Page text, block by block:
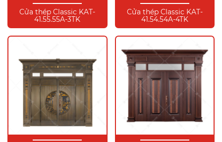
Cửa thép Classic KAT-
41.55.55A-3TK
Cửa thép Classic KAT-
41.54.54A-4TK